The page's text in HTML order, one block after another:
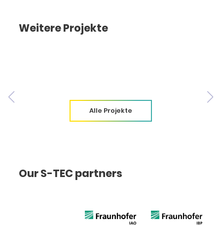
Weitere Projekte
Alle Projekte
Our S-TEC partners